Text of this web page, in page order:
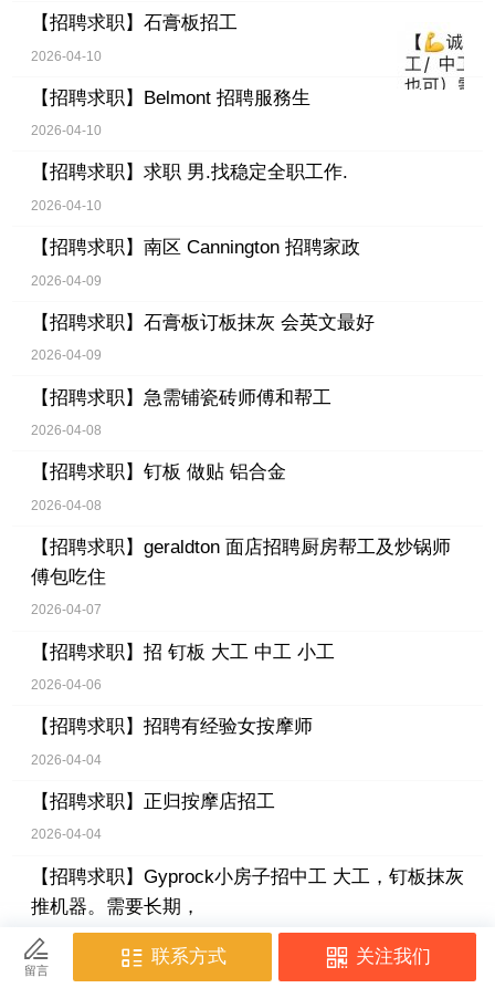
【招聘求职】 石膏板招工
2026-04-10
【招聘求职】 Belmont 招聘服務生
2026-04-10
【招聘求职】 求职 男.找稳定全职工作.
2026-04-10
【招聘求职】 南区 Cannington 招聘家政
2026-04-09
【招聘求职】 石膏板订板抹灰 会英文最好
2026-04-09
【招聘求职】 急需铺瓷砖师傅和帮工
2026-04-08
【招聘求职】 钉板 做贴 铝合金
2026-04-08
【招聘求职】 geraldton 面店招聘厨房帮工及炒锅师
傅包吃住
2026-04-07
【招聘求职】 招 钉板 大工 中工 小工
2026-04-06
【招聘求职】 招聘有经验女按摩师
2026-04-04
【招聘求职】 正归按摩店招工
2026-04-04
【招聘求职】 Gyprock小房子招中工 大工，钉板抹灰
推机器。需要长期，
2026-04-03
【招聘求职】Leederville中餐馆招厨房帮工